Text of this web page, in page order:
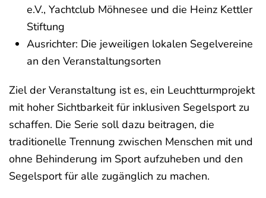
e.V., Yachtclub Möhnesee und die Heinz Kettler
Stiftung
Ausrichter: Die jeweiligen lokalen Segelvereine
an den Veranstaltungsorten
Ziel der Veranstaltung ist es, ein Leuchtturmprojekt
mit hoher Sichtbarkeit für inklusiven Segelsport zu
schaffen. Die Serie soll dazu beitragen, die
traditionelle Trennung zwischen Menschen mit und
ohne Behinderung im Sport aufzuheben und den
Segelsport für alle zugänglich zu machen.